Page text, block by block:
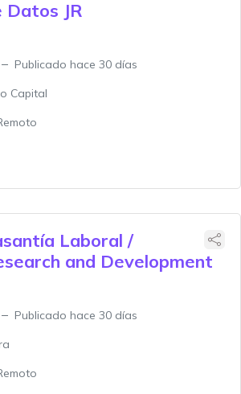
Datos JR
Publicado hace 30 días
Capital
Laboral /
and Development
Publicado hace 30 días